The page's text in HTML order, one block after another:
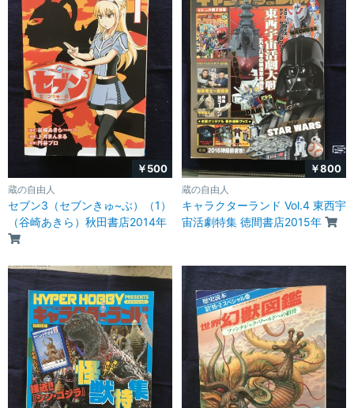
￥500
蔵の自由人
セブン3（セブンきゅ~ぶ）（1）
（谷崎あきら）秋田書店2014年
￥800
蔵の自由人
キャラクターランド Vol.4 東西宇
宙活劇特集 徳間書店2015年